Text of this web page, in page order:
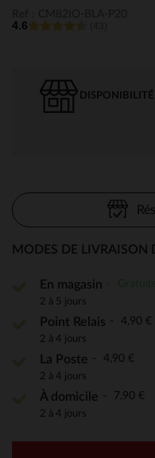
4.6
MODES DE LIVRAISON
En magasin
2 à 5 jours
Point Relais 4,90 €
2 à 4 jours
La Poste 4,90 €
2 à 4 jours
À domicile 7,90 €
2 à 4 jours